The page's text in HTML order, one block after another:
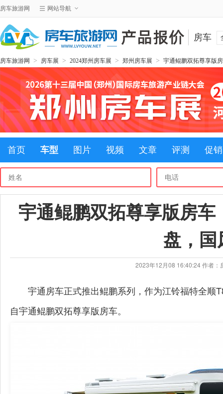
房车旅游网 网站导航
房车
房车旅游网 > 房车展 > 2024郑州房车展 > 郑州房车展 > 宇通鲲鹏双拓尊享版
首页 车型 图片 视频 文章 评测 促销
宇通鲲鹏双拓尊享版房
盘，
2023年12月08 16:40:24 作者：
​宇通房车正式推出鲲鹏系列，作为江铃福特全顺
自宇通鲲鹏双拓尊享版房车。